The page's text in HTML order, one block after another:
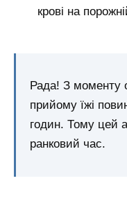
крові на
Рада! З моменту
прийому їжі
годин. Тому цей
ранковий час.